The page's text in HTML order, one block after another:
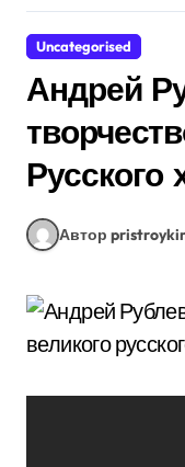
Uncategorised
Андрей
Русского
Автор